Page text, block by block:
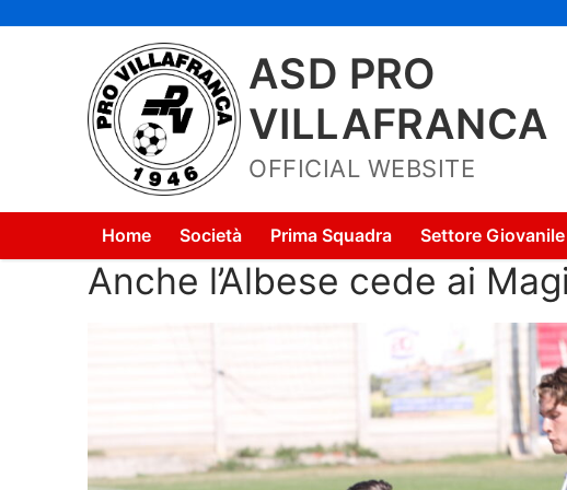
ASD PRO
VILLAFRANCA
OFFICIAL WEBSITE
Home Società Prima Squadra Settore Giovanile
Anche l’Albese cede ai